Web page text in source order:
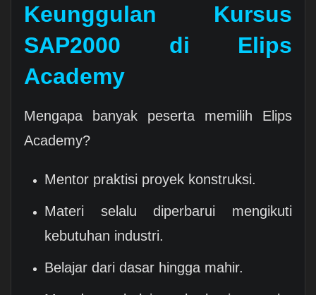
Keunggulan Kursus
SAP2000 di Elips
Academy
Mengapa banyak peserta memilih Elips
Academy?
Mentor praktisi proyek konstruksi.
Materi selalu diperbarui mengikuti
kebutuhan industri.
Belajar dari dasar hingga mahir.